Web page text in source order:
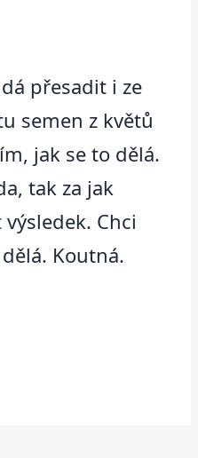
přesadit i ze
semen z květů
jak se to dělá.
tak za jak
Chci
Koutná.